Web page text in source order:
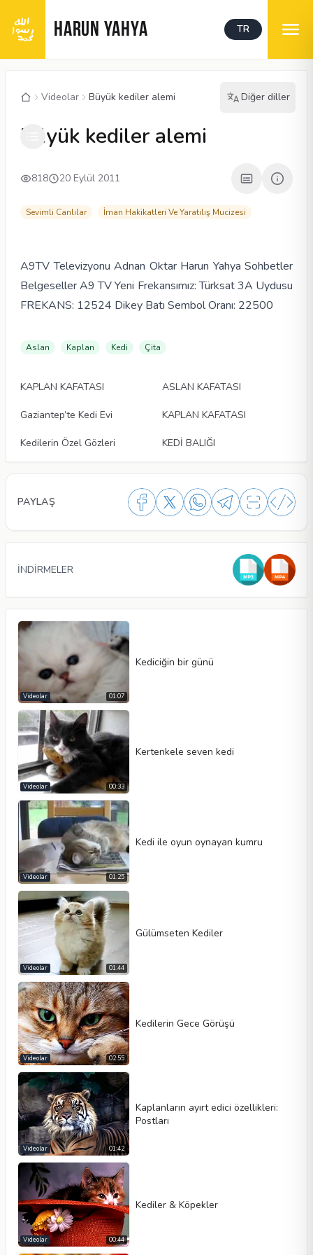
HARUN YAHYA TR
Videolar Büyük kediler alemi
Diğer diller
Büyük kediler alemi
818 20 Eylül 2011
Sevimli Canlılar İman Hakikatleri Ve Yaratılış Mucizesi
A9TV Televizyonu Adnan Oktar Harun Yahya Sohbetler
Belgeseller A9 TV Yeni Frekansımız: Türksat 3A Uydusu
FREKANS: 12524 Dikey Batı Sembol Oranı: 22500
Aslan Kaplan Kedi Çita
KAPLAN KAFATASI ASLAN KAFATASI
Gaziantep’te Kedi Evi KAPLAN KAFATASI
Kedilerin Özel Gözleri KEDİ BALIĞI
PAYLAŞ
Video tipi
Otomatik oynat
Kontrolleri göster
Döngü
Genişlik
İNDİRMELER
01:07
Videolar
Kediciğin bir günü
00:33
Videolar
Kertenkele seven kedi
01:25
Videolar
Kedi ile oyun oynayan kumru
01:44
Videolar
Gülümseten Kediler
02:55
Videolar
Kedilerin Gece Görüşü
01:42
Videolar
Kaplanların ayırt edici özellikleri:
Postları
00:44
Videolar
Kediler & Köpekler